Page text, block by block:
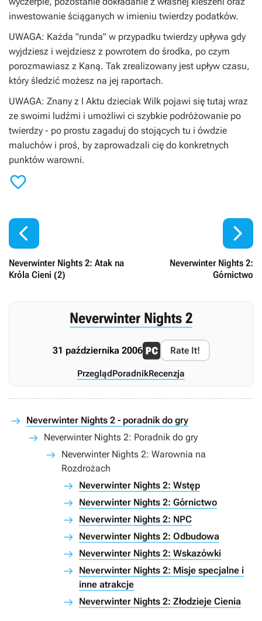
inwestowanie ściąganych w imieniu twierdzy podatków.
UWAGA: Każda "runda" w przypadku twierdzy upływa gdy
wyjdziesz i wejdziesz z powrotem do środka, po czym
porozmawiasz z Kaną. Tak zrealizowany jest upływ czasu,
który śledzić możesz na jej raportach.
UWAGA: Znany z I Aktu dzieciak Wilk pojawi się tutaj wraz
ze swoimi ludźmi i umożliwi ci szybkie podróżowanie po
twierdzy - po prostu zagaduj do stojących tu i ówdzie
maluchów i proś, by zaprowadzali cię do konkretnych
punktów warowni.


Neverwinter Nights 2: Atak na
Króla Cieni (2)
Neverwinter Nights 2:
Górnictwo

Neverwinter Nights 2
31 października 2006 Rate It!
PrzeglądPoradnikRecenzja
Neverwinter Nights 2 - poradnik do gry
Neverwinter Nights 2: Poradnik do gry
Neverwinter Nights 2: Warownia na
Rozdrożach
Neverwinter Nights 2: Wstęp
Neverwinter Nights 2: Górnictwo
Neverwinter Nights 2: NPC
Neverwinter Nights 2: Odbudowa
Neverwinter Nights 2: Wskazówki
Neverwinter Nights 2: Misje specjalne i
inne atrakcje
Neverwinter Nights 2: Złodzieje Cienia